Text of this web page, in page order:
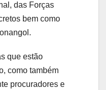
das Forças
bem como
que estão
como também
procuradores e